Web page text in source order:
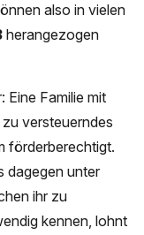
also in vielen
herangezogen
Eine Familie mit
versteuerndes
förderberechtigt.
dagegen unter
ihr zu
kennen, lohnt